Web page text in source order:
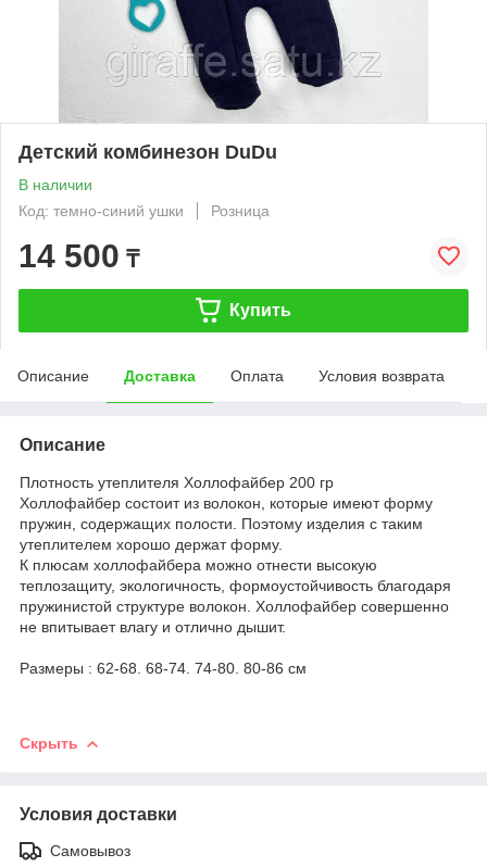
Детский комбинезон DuDu
В наличии
Код: темно-синий ушки
Розница
14 500 ₸
Купить
Описание Доставка Оплата Условия возврата
Описание
Плотность утеплителя Холлофайбер 200 гр
Холлофайбер состоит из волокон, которые имеют форму
пружин, содержащих полости. Поэтому изделия с таким
утеплителем хорошо держат форму.
К плюсам холлофайбера можно отнести высокую
теплозащиту, экологичность, формоустойчивость благодаря
пружинистой структуре волокон. Холлофайбер совершенно
не впитывает влагу и отлично дышит.
Размеры : 62-68. 68-74. 74-80. 80-86 см
Скрыть
Условия доставки
Самовывоз